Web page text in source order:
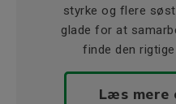
styrke og flere
glade for at
finde den
Læs mere